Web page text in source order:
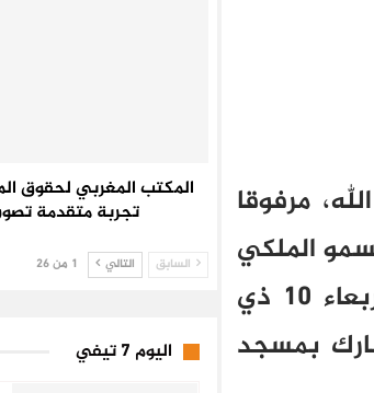
مرفوقا
الملكي
الأمير مولاي رشيد، وصاحب السمو الأمير مولاي أحمد، يومه الأربعاء 10 ذي
المبارك بمسجد
المكتب المغربي لحقوق
تجربة متقدمة
السابق التالي 1 من 26
اليوم 7 تيفي